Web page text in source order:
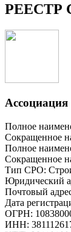
РЕЕСТР
Ассоциация
Полное
Сокращенное
Полное
Сокращенное
Тип СРО:
Юридический
Почтовый
Дата
ОГРН:
ИНН: